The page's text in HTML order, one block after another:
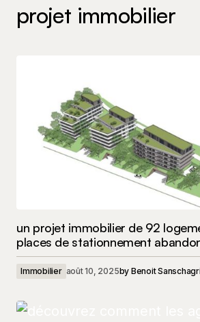
projet immobilier
un projet immobilier de 92
places de stationnement
Immobilier août 10, 2025by Benoit